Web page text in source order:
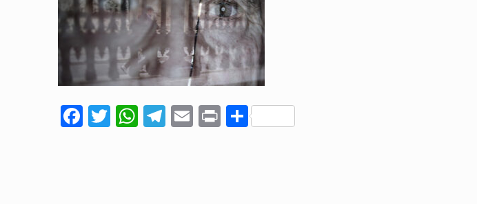
Facebook
Twitter
WhatsApp
Telegram
Email
PrintCompartir